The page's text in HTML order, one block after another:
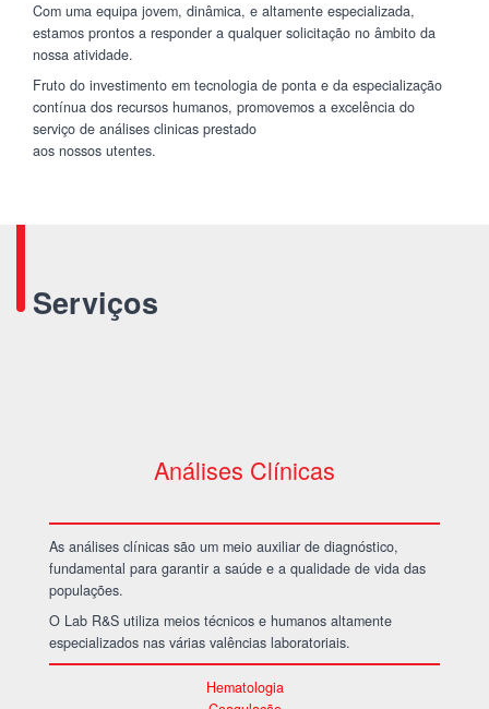
Com uma equipa jovem, dinâmica, e altamente especializada,
estamos prontos a responder a qualquer solicitação no âmbito da
nossa atividade.
Fruto do investimento em tecnologia de ponta e da especialização
contínua dos recursos humanos, promovemos a excelência do
serviço de análises clinicas prestado
aos nossos utentes.
Serviços
Análises Clínicas
As análises clínicas são um meio auxiliar de diagnóstico,
fundamental para garantir a saúde e a qualidade de vida das
populações.
O Lab R&S utiliza meios técnicos e humanos altamente
especializados nas várias valências laboratoriais.
Hematologia